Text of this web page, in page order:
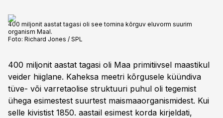
400 miljonit aastat tagasi oli see tornina kõrguv eluvorm suurim
organism Maal.
Foto: Richard Jones / SPL
400 miljonit aastat tagasi oli Maa primitiivsel maastikul
veider hiiglane. Kaheksa meetri kõrgusele küündiva
tüve- või varretaolise struktuuri puhul oli tegemist
ühega esimestest suurtest maismaaorganismidest. Kui
selle kivistist 1850. aastail esimest korda kirjeldati,